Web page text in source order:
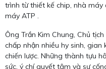
trình từ thiết kế chip, nhà máy
máy ATP .
Ông Trần Kim Chung, Chủ
chấp nhận nhiều hy sinh,
chiến lược. Những thành tựu
sức, ý chí quyết tâm và sự